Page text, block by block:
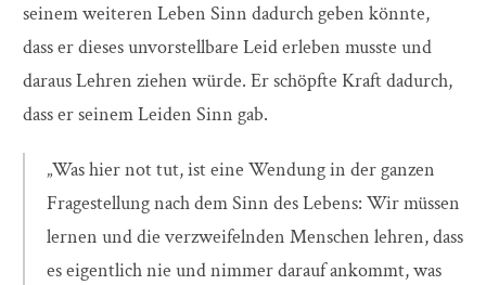
seinem weiteren Leben Sinn dadurch geben könnte,
dass er dieses unvorstellbare Leid erleben musste und
daraus Lehren ziehen würde. Er schöpfte Kraft dadurch,
dass er seinem Leiden Sinn gab.
„Was hier not tut, ist eine Wendung in der ganzen
Fragestellung nach dem Sinn des Lebens: Wir müssen
lernen und die verzweifelnden Menschen lehren, dass
es eigentlich nie und nimmer darauf ankommt, was